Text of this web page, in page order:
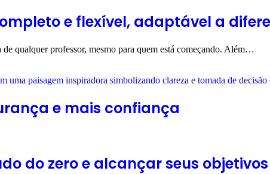
e flexível, adaptável a
qualquer professor, mesmo para quem está começando. Além…
e mais confiança
do zero e alcançar seus objetivos